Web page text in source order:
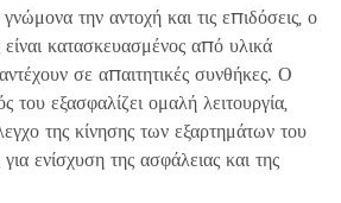
την αντοχή και τις επιδόσεις, ο
κατασκευασμένος από υλικά
σε απαιτητικές συνθήκες. Ο
του εξασφαλίζει ομαλή λειτουργία,
της κίνησης των εξαρτημάτων του
ενίσχυση της ασφάλειας και της